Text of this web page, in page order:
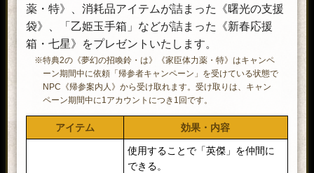
所を強化できません。紋所を強化する
には、所持している紋所が1個になる
よう破棄していただく必要がありま
す。
基本潜在能力、戦闘潜在能力を全て
獲得する。
※体験版アカウントは使用できません。
※潜在能力を開放していない場合、アイ
テムを使用できません。
※潜在能力を全て取得済みの場合、アイ
テムを使用できません。
神具選抜箱・い×3
使用すると、表示されるリストから
好きな神具を獲得できる箱を入手で
きる。
※軍神「媽祖」「インドラ」「乙姫」
「アルテミス」「アフロディテ」「ポ
セイドン」「鍾馗」「玉藻の前」「猫
又」「座敷童子」「素戔嗚」の神具は
獲得できません。
七夕勾玉×3
《彦星勾玉》《織姫勾玉》のどちら
かを獲得できる勾玉。
使用すると、表示されるリストから
薬・特》、消耗品アイテムが詰まった《曙光の支援
袋》、「乙姫玉手箱」などが詰まった《新春応援
箱・七星》をプレゼントいたします。
※特典2の《夢幻の招喚鈴・は》《家臣体力薬・特》はキャンペ
ーン期間中に依頼「帰参者キャンペーン」を受けている状態で
NPC《帰参案内人》から受け取れます。受け取りは、キャン
ペーン期間中に1アカウントにつき1回です。
アイテム 効果・内容
使用することで「英傑」を仲間に
できる。